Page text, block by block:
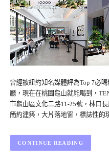
曾經被紐約知名媒體評為Top 7必
廳，現在在桃園龜山就能喝到，
市龜山區文化二路11-25號，林口
簡約建築，大片落地窗，標誌性的
CONTINUE READING